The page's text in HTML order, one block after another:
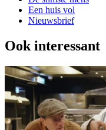
Een huis vol
Nieuwsbrief
Ook interessant